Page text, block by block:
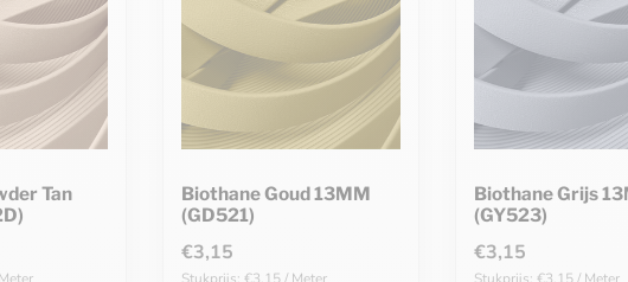
Tan
Biothane Goud 13MM
(GD521)
€3,15
Biothane Grijs
(GY523)
€3,15